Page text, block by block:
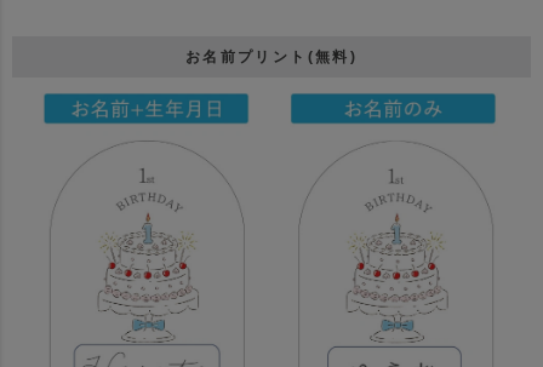
お名前プリント(無料)